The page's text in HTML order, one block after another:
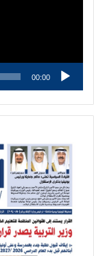
00:00